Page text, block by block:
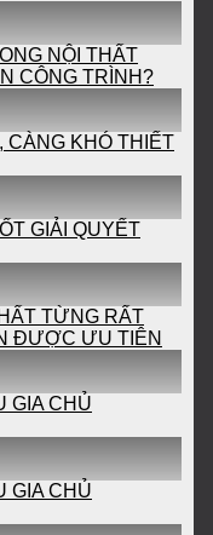
NỘI THẤT
CÔNG TRÌNH?
CÀNG KHÓ THIẾT
GIẢI QUYẾT
TỪNG RẤT
ĐƯỢC ƯU TIÊN
GIA CHỦ
GIA CHỦ